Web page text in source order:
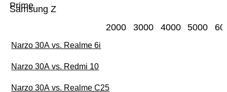
Samsung Z
Prime
2000 3000 4000 5000
Narzo 30A vs. Realme 6i
Narzo 30A vs. Redmi 10
Narzo 30A vs. Realme C25